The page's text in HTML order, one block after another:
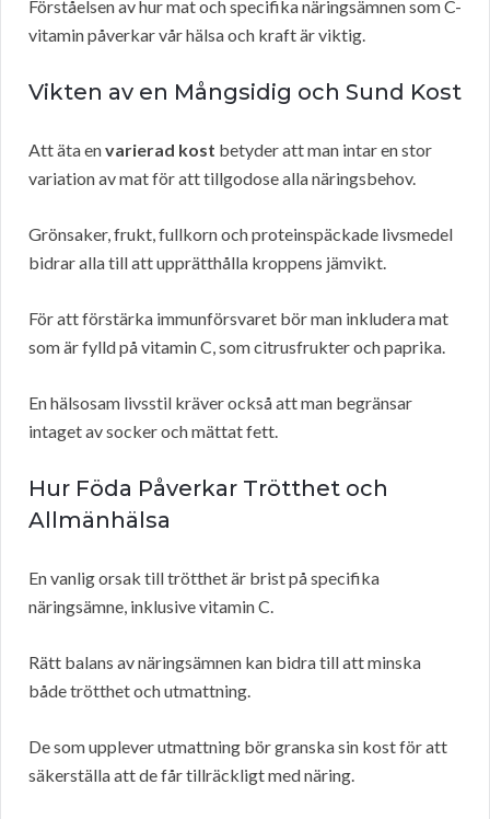
Förståelsen av hur mat och specifika näringsämnen som C-
vitamin påverkar vår hälsa och kraft är viktig.
Vikten av en Mångsidig och Sund Kost
Att äta envarierad kost betyder att man intar en stor
variation av mat för att tillgodose alla näringsbehov.
Grönsaker, frukt, fullkorn och proteinspäckade livsmedel
bidrar alla till att upprätthålla kroppens jämvikt.
För att förstärka immunförsvaret bör man inkludera mat
som är fylld på vitamin C, som citrusfrukter och paprika.
En hälsosam livsstil kräver också att man begränsar
intaget av socker och mättat fett.
Hur Föda Påverkar Trötthet och
Allmänhälsa
En vanlig orsak till trötthet är brist på specifika
näringsämne, inklusive vitamin C.
Rätt balans av näringsämnen kan bidra till att minska
både trötthet och utmattning.
De som upplever utmattning bör granska sin kost för att
säkerställa att de får tillräckligt med näring.